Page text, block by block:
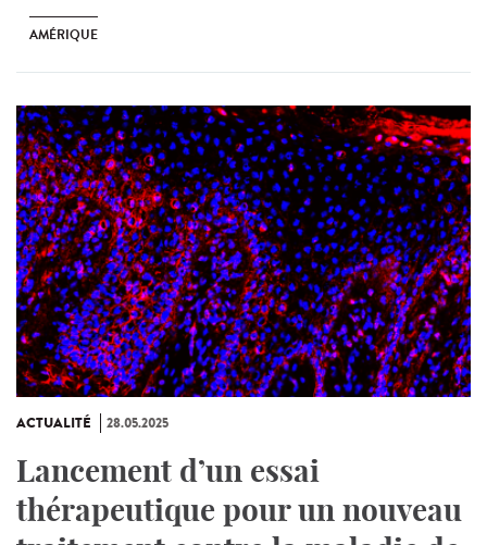
AMÉRIQUE
ACTUALITÉ 28.05.2025
Lancement d’un essai
thérapeutique pour un nouveau